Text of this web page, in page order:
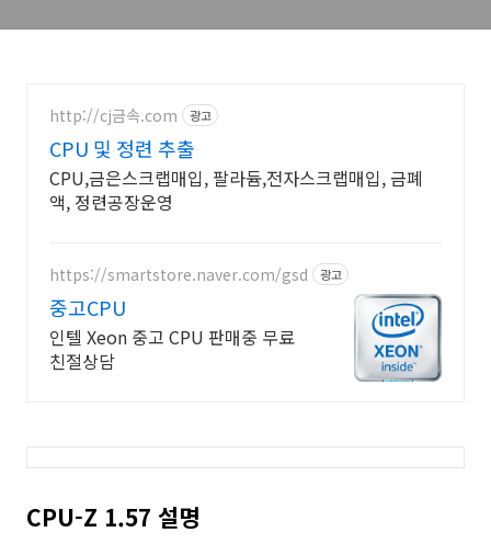
http://cj금속.com 광고
CPU 및 정련 추출
CPU,금은스크랩매입, 팔라듐,전자스크랩매입, 금폐
액, 정련공장운영
https://smartstore.naver.com/gsd 광고
중고CPU
인텔 Xeon 중고 CPU 판매중 무료
친절상담
CPU-Z 1.57 설명